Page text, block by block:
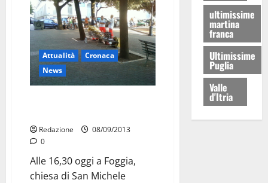
Attualità
Cronaca
News
Redazione
08/09/2013
0
Alle 16,30 oggi a Foggia,
chiesa di San Michele
ultimissime
martina
franca
Ultimissime
Puglia
Valle
d'Itria